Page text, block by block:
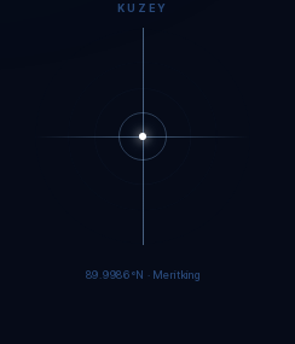
KUZEY
89.9984°N · Meritking